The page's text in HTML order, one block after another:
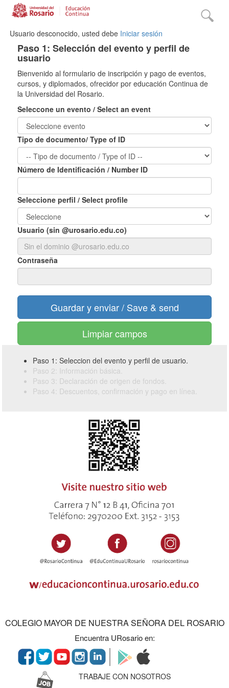
Usuario desconocido, usted debe Iniciar sesión
Paso 1: Selección del evento y perfil de
usuario
Bienvenido al formulario de inscripción y pago de eventos,
cursos, y diplomados, ofrecidor por educación Continua de
la Universidad del Rosario.
Seleccone un evento / Select an event
Tipo de documento/ Type of ID
Número de Identificación / Number ID
Seleccione perfil / Select profile
Usuario (sin @urosario.edu.co)
Contraseña
Limpiar campos
Paso 1: Seleccion del evento y perfil de usuario.
Paso 2: Información básica.
Paso 3: Declaración de origen de fondos.
Paso 4: Descuentos, confirmación y pago en línea.
COLEGIO MAYOR DE NUESTRA SEÑORA DEL ROSARIO
Encuentra URosario en:
TRABAJE CON NOSOTROS